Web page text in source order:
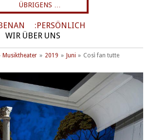
ÜBRIGENS …
PERSÖNLICH
WIR ÜBER UNS
Musiktheater 2019 Juni Così fan tutte